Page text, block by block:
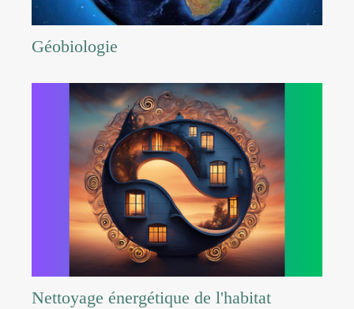
Géobiologie
Nettoyage énergétique de l'habitat